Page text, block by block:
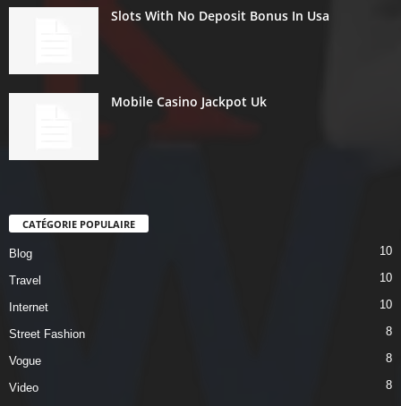
Slots With No Deposit Bonus In Usa
Mobile Casino Jackpot Uk
CATÉGORIE POPULAIRE
Blog 10
Travel 10
Internet 10
Street Fashion 8
Vogue 8
Video
8